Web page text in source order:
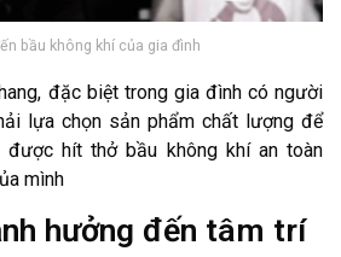
bầu không khí của gia đình
đặc biệt trong gia đình có người
lựa chọn sản phẩm chất lượng để
hít thở bầu không khí an toàn
mình
hưởng đến tâm trí